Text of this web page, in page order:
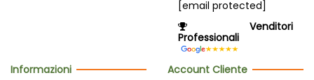
[email protected]
Venditori
Professionali
Informazioni
Account Cliente